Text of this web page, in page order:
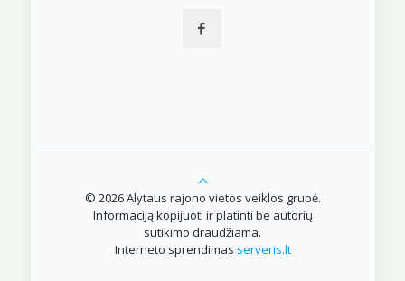
© 2026 Alytaus rajono vietos veiklos grupė.
Informaciją kopijuoti ir platinti be autorių
sutikimo draudžiama.
Interneto sprendimas serveris.lt